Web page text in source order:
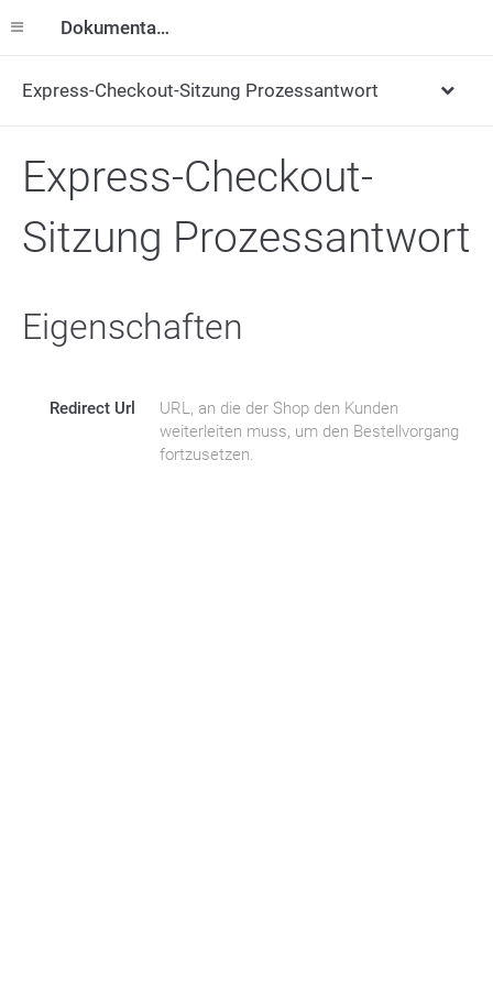
Dokumentation
Express-Checkout-Sitzung Prozessantwort
Express-Checkout-
Sitzung Prozessantwort
Eigenschaften
Redirect Url
URL, an die der Shop den Kunden
weiterleiten muss, um den Bestellvorgang
fortzusetzen.